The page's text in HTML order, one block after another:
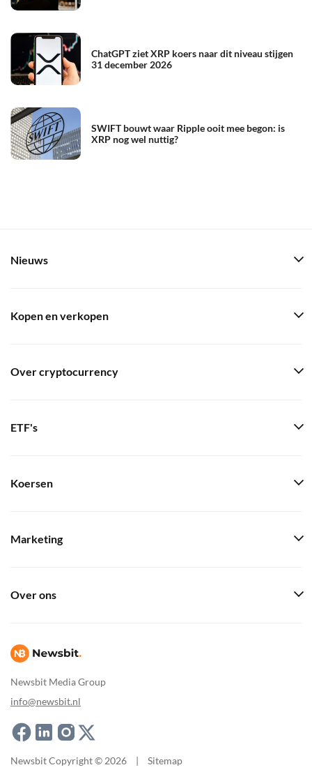
ChatGPT ziet XRP koers naar dit niveau stijgen
31 december 2026
SWIFT bouwt waar Ripple ooit mee begon: is
XRP nog wel nuttig?
Newsbit Media Group
info@newsbit.nl
Nieuws
Kopen en verkopen
Over cryptocurrency
ETF's
Koersen
Marketing
Over ons
Newsbit Copyright © 2026 | Sitemap